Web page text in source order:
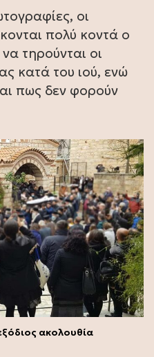
οι
πολύ κοντά ο
τηρούνται οι
κατά του ιού, ενώ
πως δεν φορούν
ακολουθία